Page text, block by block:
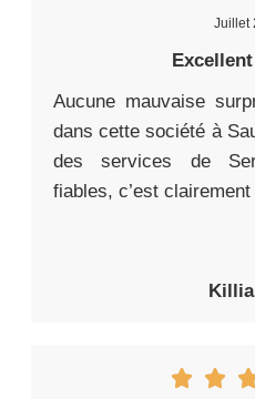
Juillet
Aucune mauvaise
dans cette société à
des services de
fiables, c’est clairement